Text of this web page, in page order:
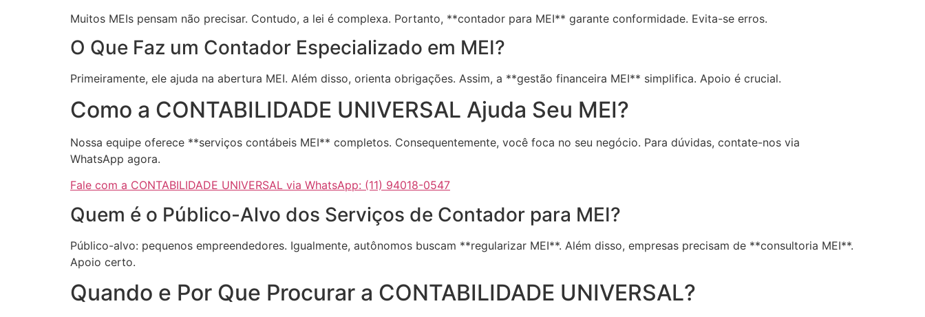
Muitos MEIs pensam não precisar. Contudo, a lei é complexa. Portanto, **contador para MEI** garante conformidade. Evita-se erros.
O Que Faz um Contador Especializado em MEI?
Primeiramente, ele ajuda na abertura MEI. Além disso, orienta obrigações. Assim, a **gestão financeira MEI** simplifica. Apoio é crucial.
Como a CONTABILIDADE UNIVERSAL Ajuda Seu MEI?
Nossa equipe oferece **serviços contábeis MEI** completos. Consequentemente, você foca no seu negócio. Para dúvidas, contate-nos via
WhatsApp agora.
Fale com a CONTABILIDADE UNIVERSAL via WhatsApp: (11) 94018-0547
Quem é o Público-Alvo dos Serviços de Contador para MEI?
Público-alvo: pequenos empreendedores. Igualmente, autônomos buscam **regularizar MEI**. Além disso, empresas precisam de **consultoria MEI**.
Apoio certo.
Quando e Por Que Procurar a CONTABILIDADE UNIVERSAL?